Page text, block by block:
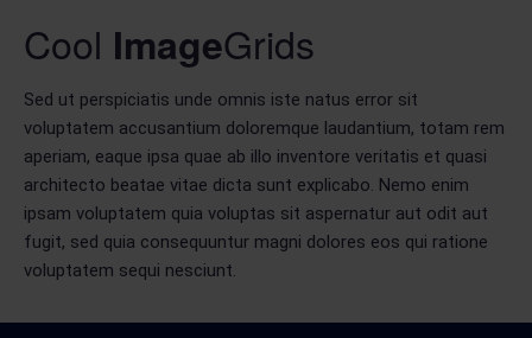
Cool ImageGrids
Sed ut perspiciatis unde omnis iste natus error sit
voluptatem accusantium doloremque laudantium, totam rem
aperiam, eaque ipsa quae ab illo inventore veritatis et quasi
architecto beatae vitae dicta sunt explicabo. Nemo enim
ipsam voluptatem quia voluptas sit aspernatur aut odit aut
fugit, sed quia consequuntur magni dolores eos qui ratione
voluptatem sequi nesciunt.